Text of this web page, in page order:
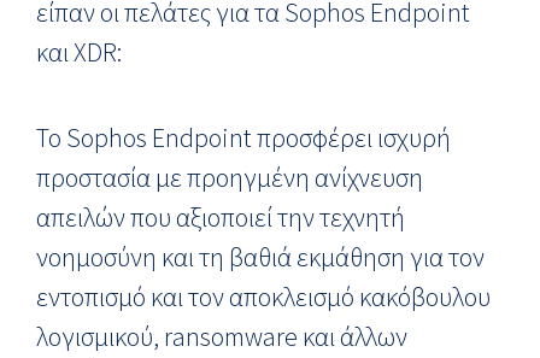
είπαν οι πελάτες για τα Sophos Endpoint
και XDR:
Το Sophos Endpoint προσφέρει ισχυρή
προστασία με προηγμένη ανίχνευση
απειλών που αξιοποιεί την τεχνητή
νοημοσύνη και τη βαθιά εκμάθηση για τον
εντοπισμό και τον αποκλεισμό κακόβουλου
λογισμικού, ransomware και άλλων